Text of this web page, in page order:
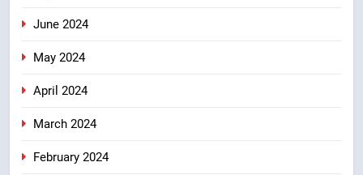
June 2024
May 2024
April 2024
March 2024
February 2024